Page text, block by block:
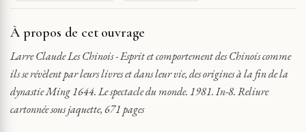
ESPRIT
COMPORTEMENT
DES
COMME
ILS
SE
À propos de cet ouvrage
Larre Claude Les Chinois - Esprit et comportement des Chinois comme
ils se révèlent par leurs livres et dans leur vie, des origines à la fin de la
dynastie Ming 1644. Le spectacle du monde. 1981. In-8. Reliure
cartonnée sous jaquette, 671 pages